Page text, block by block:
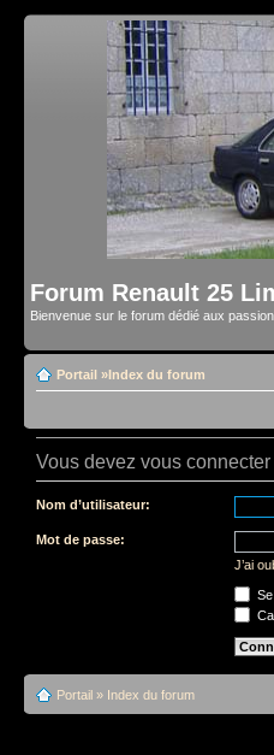
Forum Renault 25
Bienvenue sur le forum dédié aux
Portail »Index du forum
Vous devez vous
Nom d’utilisateur:
Mot de passe:
J’ai
Portail » Index du forum